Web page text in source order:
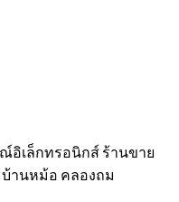
อิเล็กทรอนิกส์ ร้านขาย
านหม้อ คลองถม